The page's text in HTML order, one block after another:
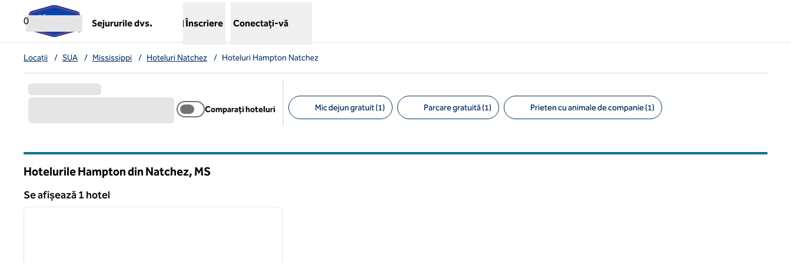
Salt la conținut
0
Sejururile dvs. Înscriere Conectați-vă
Locații / SUA / Mississippi / Hoteluri Natchez / Hoteluri Hampton Natchez
Comparați hoteluri Mic dejun gratuit (1) Parcare gratuită (1) Prieten cu animale de companie (1)
Hotelurile Hampton din Natchez, MS
Se afișează 1 hotel
Se afișează 1 hotel
1 din 12
imaginea următoare